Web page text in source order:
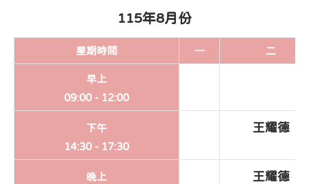
115年8月份
星期 時間 一 二
早上
09:00 - 12:00
下午
14:30 - 17:30
王耀德
晚上
王耀德